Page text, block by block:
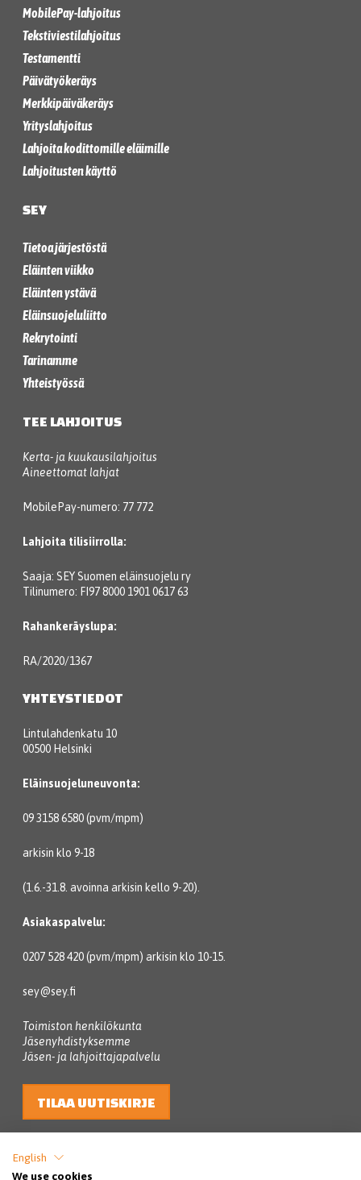
MobilePay-lahjoitus
Tekstiviestilahjoitus
Testamentti
Päivätyökeräys
Merkkipäiväkeräys
Yrityslahjoitus
Lahjoita kodittomille eläimille
Lahjoitusten käyttö
SEY
Tietoa järjestöstä
Eläinten viikko
Eläinten ystävä
Eläinsuojeluliitto
Rekrytointi
Tarinamme
Yhteistyössä
TEE LAHJOITUS
Kerta- ja kuukausilahjoitus
Aineettomat lahjat
MobilePay-numero: 77 772
Lahjoita tilisiirrolla:
Saaja: SEY Suomen eläinsuojelu ry
Tilinumero: FI97 8000 1901 0617 63
Rahankeräyslupa:
RA/2020/1367
YHTEYSTIEDOT
Lintulahdenkatu 10
00500 Helsinki
Eläinsuojeluneuvonta:
09 3158 6580 (pvm/mpm)
arkisin klo 9-18
(1.6.-31.8. avoinna arkisin kello 9-20).
Asiakaspalvelu:
0207 528 420 (pvm/mpm) arkisin klo 10-15.
sey@sey.fi
Toimiston henkilökunta
Jäsenyhdistyksemme
Jäsen- ja lahjoittajapalvelu
TILAA UUTISKIRJE
English
We use cookies